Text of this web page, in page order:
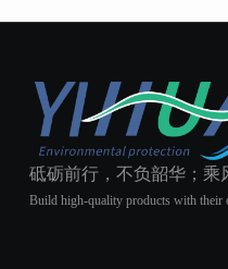
砥砺前行，不负韶华；乘
Build high-quality products with their